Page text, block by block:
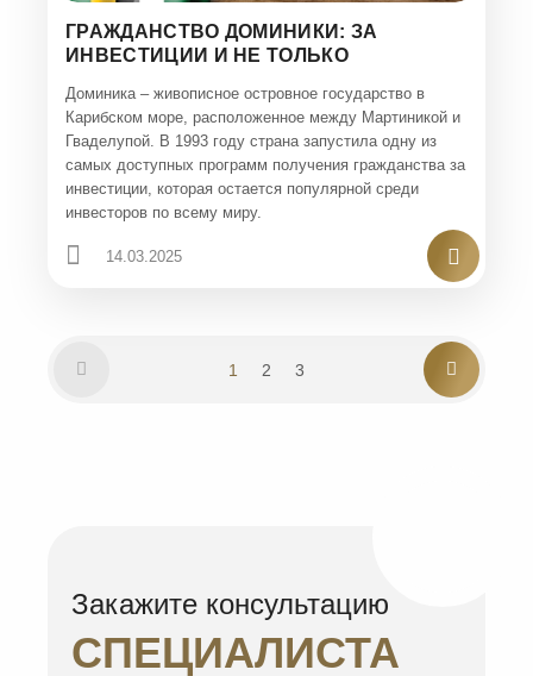
ГРАЖДАНСТВО ДОМИНИКИ: ЗА
ИНВЕСТИЦИИ И НЕ ТОЛЬКО
Доминика – живописное островное государство в
Карибском море, расположенное между Мартиникой и
Гваделупой. В 1993 году страна запустила одну из
самых доступных программ получения гражданства за
инвестиции, которая остается популярной среди
инвесторов по всему миру.
14.03.2025
1 2 3
Закажите консультацию
СПЕЦИАЛИСТА